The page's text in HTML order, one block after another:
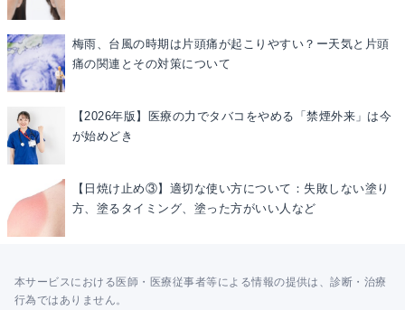
梅雨、台風の時期は片頭痛が起こりやすい？ー天気と片頭
痛の関連とその対策について
【2026年版】医療の力でタバコをやめる「禁煙外来」は今
が始めどき
【日焼け止め③】適切な使い方について：失敗しない塗り
方、塗るタイミング、塗った方がいい人など
本サービスにおける医師・医療従事者等による情報の提供は、診断・治療
行為ではありません。